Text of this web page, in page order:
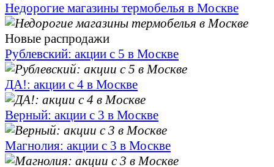
Недорогие магазины термобелья в Москве
Новые распродажи
Рублевский: акции с 5 в Москве
ДА!: акции с 4 в Москве
Верный: акции с 3 в Москве
Магнолия: акции с 3 в Москве